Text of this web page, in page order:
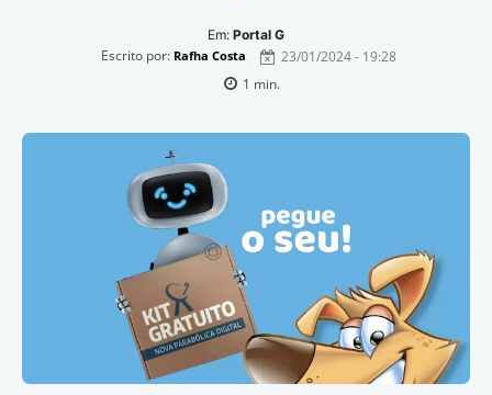
Em: Portal G
Escrito por: Rafha Costa
23/01/2024 - 19:28
1 min.